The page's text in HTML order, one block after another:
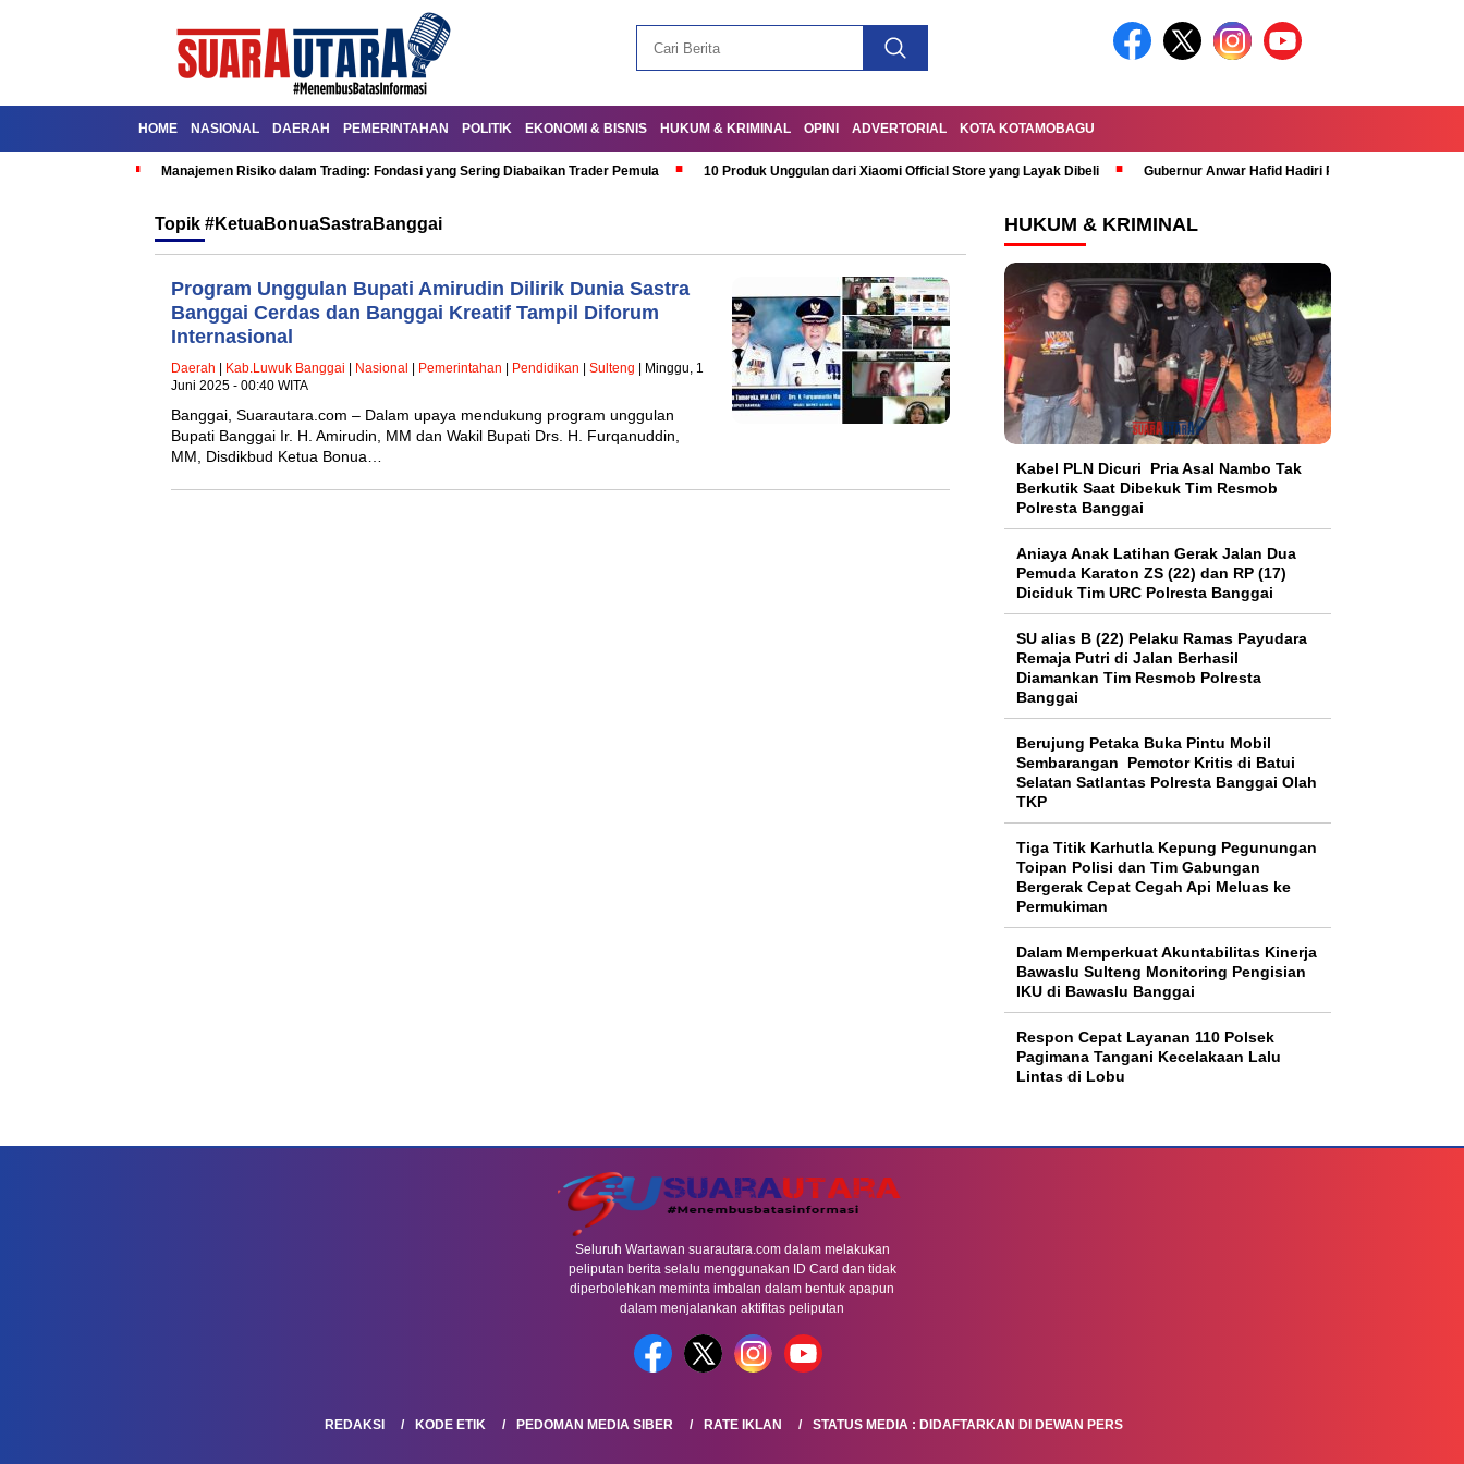
HOME NASIONAL DAERAH PEMERINTAHAN POLITIK EKONOMI & BISNIS HUKUM & KRIMINAL OPINI ADVERTORIAL KOTA KOTAMOBAGU
Manajemen Risiko dalam Trading: Fondasi yang Sering Diabaikan Trader Pemula 10 Produk Unggulan dari Xiaomi Official Store yang Layak Dibeli Gubernur Anwar Hafid Hadiri Rapat Paripurna
Topik #KetuaBonuaSastraBanggai
Program Unggulan Bupati Amirudin Dilirik Dunia Sastra
Banggai Cerdas dan Banggai Kreatif Tampil Diforum
Internasional
Daerah Kab.Luwuk Banggai Nasional Pemerintahan Pendidikan Sulteng | Minggu, 1
Juni 2025 - 00:40 WITA
Banggai, Suarautara.com – Dalam upaya mendukung program unggulan
Bupati Banggai Ir. H. Amirudin, MM dan Wakil Bupati Drs. H. Furqanuddin,
MM, Disdikbud Ketua Bonua…
HUKUM & KRIMINAL
Kabel PLN Dicuri Pria Asal Nambo Tak
Berkutik Saat Dibekuk Tim Resmob
Polresta Banggai
Aniaya Anak Latihan Gerak Jalan Dua
Pemuda Karaton ZS (22) dan RP (17)
Diciduk Tim URC Polresta Banggai
SU alias B (22) Pelaku Ramas Payudara
Remaja Putri di Jalan Berhasil
Diamankan Tim Resmob Polresta
Banggai
Berujung Petaka Buka Pintu Mobil
Sembarangan Pemotor Kritis di Batui
Selatan Satlantas Polresta Banggai Olah
TKP
Tiga Titik Karhutla Kepung Pegunungan
Toipan Polisi dan Tim Gabungan
Bergerak Cepat Cegah Api Meluas ke
Permukiman
Dalam Memperkuat Akuntabilitas Kinerja
Bawaslu Sulteng Monitoring Pengisian
IKU di Bawaslu Banggai
Respon Cepat Layanan 110 Polsek
Pagimana Tangani Kecelakaan Lalu
Lintas di Lobu
Seluruh Wartawan suarautara.com dalam melakukan
peliputan berita selalu menggunakan ID Card dan tidak
diperbolehkan meminta imbalan dalam bentuk apapun
dalam menjalankan aktifitas peliputan
REDAKSI KODE ETIK PEDOMAN MEDIA SIBER RATE IKLAN STATUS MEDIA : DIDAFTARKAN DI DEWAN PERS